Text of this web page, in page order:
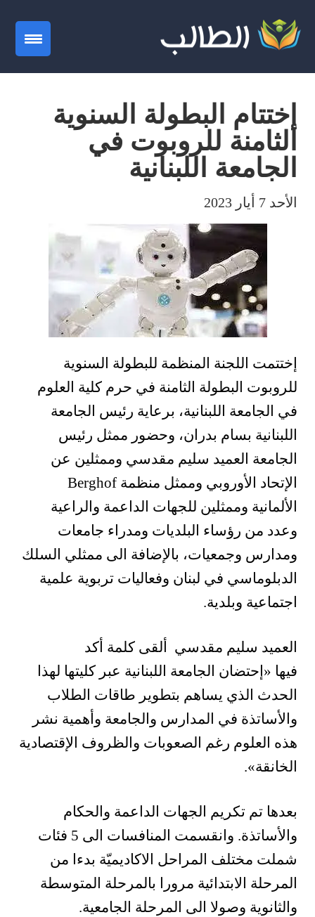
إختتام البطولة السنوية
الثامنة للروبوت في
الجامعة اللبنانية
الأحد 7 أيار 2023
إختتمت اللجنة المنظمة للبطولة السنوية
للروبوت البطولة الثامنة في حرم كلية العلوم
في الجامعة اللبنانية، برعاية رئيس الجامعة
اللبنانية بسام بدران، وحضور ممثل رئيس
الجامعة العميد سليم مقدسي وممثلين عن
الإتحاد الأوروبي وممثل منظمة Berghof
الألمانية وممثلين للجهات الداعمة والراعية
وعدد من رؤساء البلديات ومدراء جامعات
ومدارس وجمعيات، بالإضافة الى ممثلي السلك
الدبلوماسي في لبنان وفعاليات تربوية علمية
اجتماعية وبلدية.
العميد سليم مقدسي ألقى كلمة أكد
فيها « إحتضان الجامعة اللبنانية عبر كليتها لهذا
الحدث الذي يساهم بتطوير طاقات الطلاب
والأساتذة في المدارس والجامعة وأهمية نشر
هذه العلوم رغم الصعوبات والظروف الإقتصادية
الخانقة»
.
بعدها تم تكريم الجهات الداعمة والحكام
والأساتذة. وانقسمت المنافسات الى 5 فئات
شملت مختلف المراحل الاكاديميّة بدءا من
المرحلة الابتدائية مرورا بالمرحلة المتوسطة
والثانوية وصولا الى المرحلة الجامعية.